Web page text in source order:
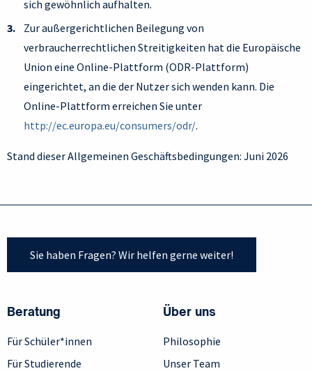
sich gewöhnlich aufhalten.
Zur außergerichtlichen Beilegung von
verbraucherrechtlichen Streitigkeiten hat die Europäische
Union eine Online-Plattform (ODR-Plattform)
eingerichtet, an die der Nutzer sich wenden kann. Die
Online-Plattform erreichen Sie unter
http://ec.europa.eu/consumers/odr/.
Stand dieser Allgemeinen Geschäftsbedingungen: Juni 2026
Sie haben Fragen? Wir helfen gerne weiter!
Beratung
Für Schüler*innen
Für Studierende
Über uns
Philosophie
Unser Team